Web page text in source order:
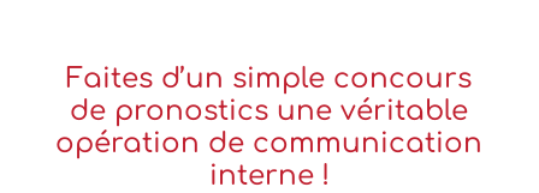
Faites d’un simple concours
de pronostics une véritable
opération de communication
interne !